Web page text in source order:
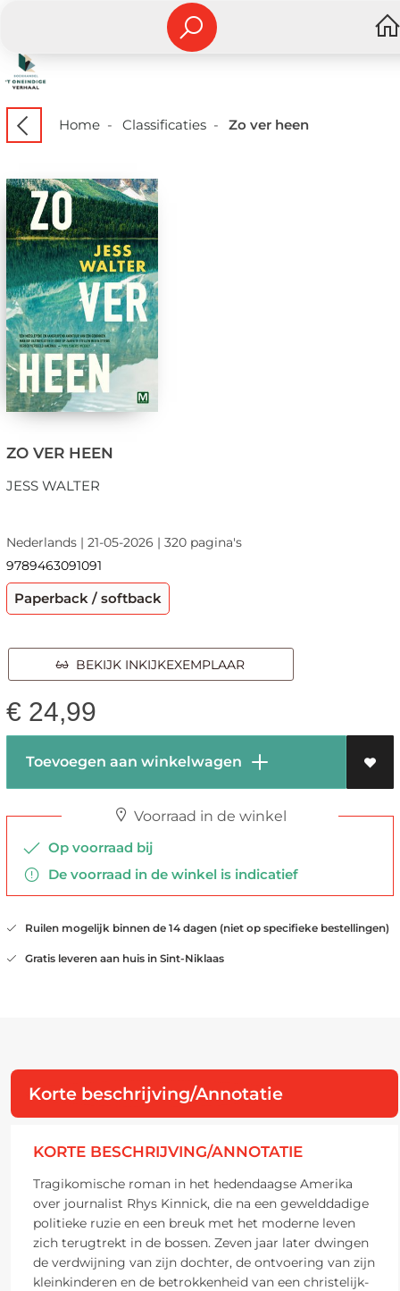
Home- Classificaties- Zo ver heen
ZO VER HEEN
JESS WALTER
Nederlands | 21-05-2026 | 320 pagina's
9789463091091
Paperback / softback
BEKIJK INKIJKEXEMPLAAR
€ 24,99
Toevoegen aan winkelwagen
Voorraad in de winkel
Op voorraad bij
De voorraad in de winkel is indicatief
Ruilen mogelijk binnen de 14 dagen (niet op specifieke bestellingen)
Gratis leveren aan huis in Sint-Niklaas
Korte beschrijving/Annotatie
KORTE BESCHRIJVING/ANNOTATIE
Tragikomische roman in het hedendaagse Amerika
over journalist Rhys Kinnick, die na een gewelddadige
politieke ruzie en een breuk met het moderne leven
zich terugtrekt in de bossen. Zeven jaar later dwingen
de verdwijning van zijn dochter, de ontvoering van zijn
kleinkinderen en de betrokkenheid van een christelijk-